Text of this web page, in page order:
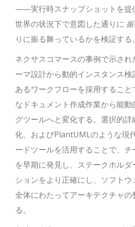
——実行時スナップショットを提
世界の状況下で意図した通りに
りに振る舞っているかを検証する。
ネクサスコマースの事例で示さ
ーマ設計から動的インスタンス
あるワークフローを採用するこ
なドキュメント作成作業から能
グツールへと変化する。選択的
化、およびPlantUMLのような現
ードツールを活用することで、
を早期に発見し、ステークホル
ションをより正確にし、ソフト
全体にわたってアーキテクチャの
る。